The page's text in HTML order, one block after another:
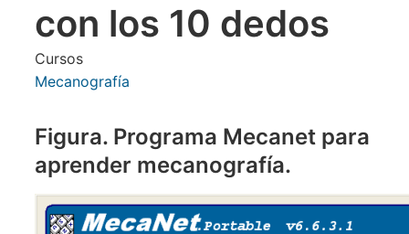
con los 10 dedos
Cursos
Mecanografía
Figura. Programa Mecanet para
aprender mecanografía.